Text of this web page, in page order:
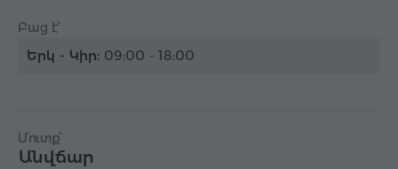
Բաց է՝
Երկ - Կիր: 09:00 - 18:00
Մուտք՝
Անվճար